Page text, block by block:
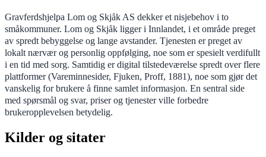
Gravferdshjelpa Lom og Skjåk AS dekker et nisjebehov i to
småkommuner. Lom og Skjåk ligger i Innlandet, i et område preget
av spredt bebyggelse og lange avstander. Tjenesten er preget av
lokalt nærvær og personlig oppfølging, noe som er spesielt verdifullt
i en tid med sorg. Samtidig er digital tilstedeværelse spredt over flere
plattformer (Vareminnesider, Fjuken, Proff, 1881), noe som gjør det
vanskelig for brukere å finne samlet informasjon. En sentral side
med spørsmål og svar, priser og tjenester ville forbedre
brukeropplevelsen betydelig.
Kilder og sitater